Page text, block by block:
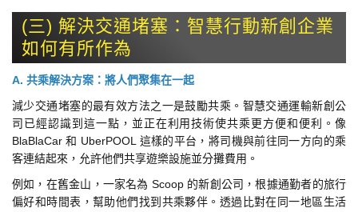
(三) 解決交通堵塞：智慧行動新創企業
如何有所作為
A. 共乘解決方案：將人們聚集在一起
減少交通堵塞的最有效方法之一是鼓勵共乘。智慧交通運輸新創公
司已經認識到這一點，並正在利用技術使共乘更方便和便利。像
BlaBlaCar 和 UberPOOL 這樣的平台，將司機與前往同一方向的乘
客連結起來，允許他們共享遊樂設施並分攤費用。
例如，在舊金山，一家名為 Scoop 的新創公司，根據通勤者的旅行
偏好和時間表，幫助他們找到共乘夥伴。透過比對在同一地區生活